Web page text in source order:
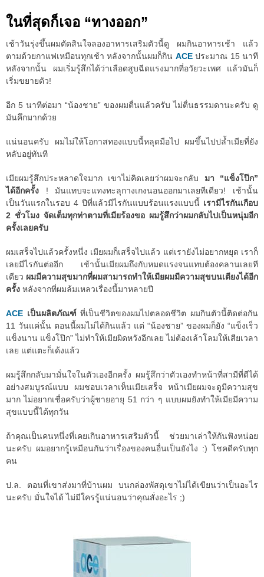
ในที่สุดก็เจอ “ทางออก”
เช้าวันรุ่งขึ้นผมตัดสินใจลองอาหารเสริมตัวนี้ดู ผมกินอาหารเช้า แล้ว
ตามด้วยกาแฟเหมือนทุกเช้า หลังจากนั้นผมก็กิน ACEประมาณ 15 นาที
หลังจากนั้น ผมเริ่มรู้สึกได้ว่าเลือดสูบฉีดแรงมากที่อวัยวะเพศ แล้วมันก็
เริ่มขยายตัว!
อีก 5 นาทีต่อมา “น้องชาย” ของผมตื่นแล้วครับ ไม่ตื่นธรรมดานะครับ ดู
มันคึกมากด้วย
แน่นอนครับ ผมไม่ให้โอกาสทองแบบนี้หลุดมือไป ผมขึ้นไปปล้ำเมียที่ยัง
หลับอยู่ทันที
เมียผมรู้สึกประหลาดใจมาก เขาไม่คิดเลยว่าผมจะกลับ มา “แข็งโป๊ก”
ได้อีกครั้ง ! มันแทบจะแทงทะลุกางเกงนอนออกมาเลยทีเดียว! เช้านั้น
เป็นวันแรกในรอบ 4 ปีที่แล้วมีไรกันแบบร้อนแรงแบบนี้ เรามีไรกันเกือบ
2 ชั่วโมง จัดเต็มทุกท่าตามที่เมียร้องขอ ผมรู้สึกว่าผมกลับไปเป็นหนุ่มอีก
ครั้งเลยครับ
ผมเสร็จไปแล้วครั้งหนึ่ง เมียผมก็เสร็จไปแล้ว แต่เรายังไม่อยากหยุด เราก็
เลยมีไรกันต่ออีก เช้านั้นเมียผมถึงกับหมดแรงจนแทบต้องคลานเลยที
เดียว ผมมีความสุขมากที่ผมสามารถทำให้เมียผมมีความสุขบนเตียงได้อีก
ครั้ง หลังจากที่ผมล้มเหลวเรื่องนี้มาหลายปี
ACE เป็นผลิตภัณฑ์ที่เป็นชีวิตของผมไปตลอดชีวิต ผมกินตัวนี้ติดต่อกัน
11 วันแค่นั้น ตอนนี้ผมไม่ได้กินแล้ว แต่ “น้องชาย” ของผมก็ยัง “แข็งเร็ว
แข็งนาน แข็งโป๊ก” ไม่ทำให้เมียผิดหวังอีกเลย ไม่ต้องเล้าโลมให้เสียเวลา
เลย แต่แตะก็เด้งแล้ว
ผมรู้สึกกลับมามั่นใจในตัวเองอีกครั้ง ผมรู้สึกว่าตัวเองทำหน้าที่สามีที่ดีได้
อย่างสมบูรณ์แบบ ผมชอบเวลาเห็นเมียเสร็จ หน้าเมียผมจะดูมีความสุข
มาก ไม่อยากเชื่อครับว่าผู้ชายอายุ 51 กว่า ๆ แบบผมยังทำให้เมียมีความ
สุขแบบนี้ได้ทุกวัน
ถ้าคุณเป็นคนหนึ่งที่เคยเกินอาหารเสริมตัวนี้ ช่วยมาเล่าให้กันฟังหน่อย
นะครับ ผมอยากรู้เหมือนกันว่าเรื่องของคนอื่นเป็นยังไง :) โชคดีครับทุก
คน
ป.ล. ตอนที่เขาส่งมาที่บ้านผม บนกล่องพัสดุเขาไม่ได้เขียนว่าเป็นอะไร
นะครับ มั่นใจได้ ไม่มีใครรู้แน่นอนว่าคุณสั่งอะไร ;)